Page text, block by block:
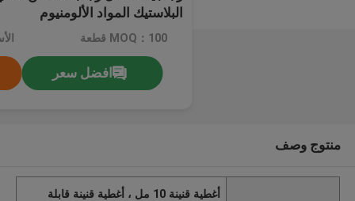
البلاستيك المواد الألومنيوم
MOQ：100 قطعة
افضل سعر
منتوج وصف
أغطية قنينة 10 مل ، أغطية قنينة قابلة